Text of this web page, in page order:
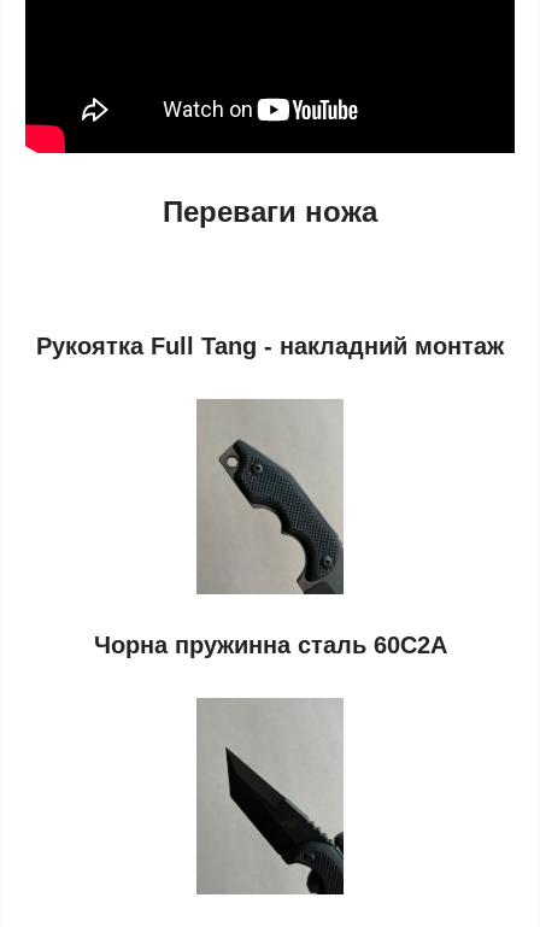
Переваги ножа
Рукоятка Full Tang - накладний монтаж
Чорна пружинна сталь 60С2А